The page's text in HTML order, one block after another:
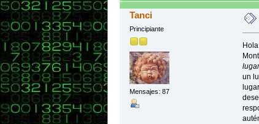
Tanci
Principiante
Mensajes: 87
un